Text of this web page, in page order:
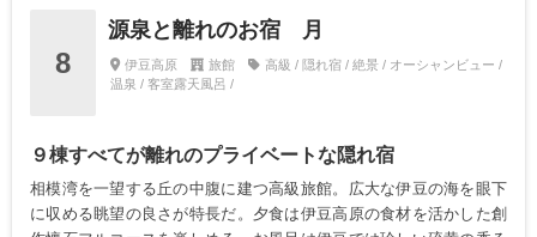
8
源泉と離れのお宿 月
伊豆高原 旅館
高級 / 隠れ宿 / 絶景 / オーシャンビュー /
温泉 / 客室露天風呂 /
９棟すべてが離れのプライベートな隠れ宿
相模湾を一望する丘の中腹に建つ高級旅館。広大な伊豆の海を眼下
に収める眺望の良さが特長だ。夕食は伊豆高原の食材を活かした創